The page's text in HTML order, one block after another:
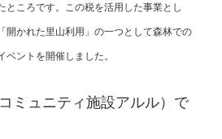
ところです。この税を活用した事業とし
開かれた里山利用」の一つとして森林での
ントを開催しました。
ミュニティ施設アルル）で